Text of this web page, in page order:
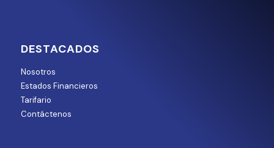
DESTACADOS
Nosotros
Estados Financieros
Tarifario
Contáctenos